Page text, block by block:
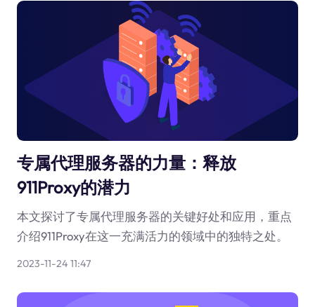
专属代理服务器的力量：释放
911Proxy的潜力
本文探讨了专属代理服务器的关键好处和应用，重点
介绍911Proxy在这一充满活力的领域中的独特之处。
2023-11-24 11:47